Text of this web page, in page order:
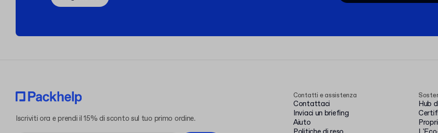
Contatti e assistenza
Contattaci
Inviaci un briefing
Aiuto
Hub
Iscriviti ora e prendi il 15% di sconto sul tuo primo ordine.